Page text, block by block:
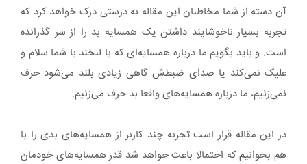
آن دسته از شما مخاطبان این مقاله به درستی درک خواهد کرد که
تجربه بسیار ناخوشایند داشتن یک همسایه بد را از سر گذرانده
است. و باید بگویم ما درباره همسایه‌ای که با لبخند با شما سلام و
علیک نمی‌کند یا صدای ضبطش گاهی زیادی بلند می‌شود حرف
نمی‌زنیم، ما درباره همسایه‌های واقعا بد حرف می‌زنیم.
در این مقاله قرار است تجربه چند کاربر از همسایه‌های بدی را با
هم بخوانیم که احتمالا باعث خواهد شد قدر همسایه‌های خودمان